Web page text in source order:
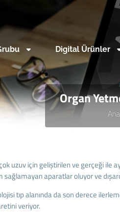
Digital Ürünler
Organ
uzuv için geliştirilen ve gerçeği ile
aparatlar oluyor ve
tıp alanında da son derece
veriyor.